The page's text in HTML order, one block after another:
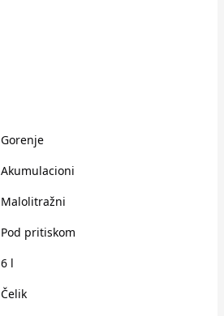
Gorenje
Akumulacioni
Malolitražni
Pod pritiskom
6 l
Čelik